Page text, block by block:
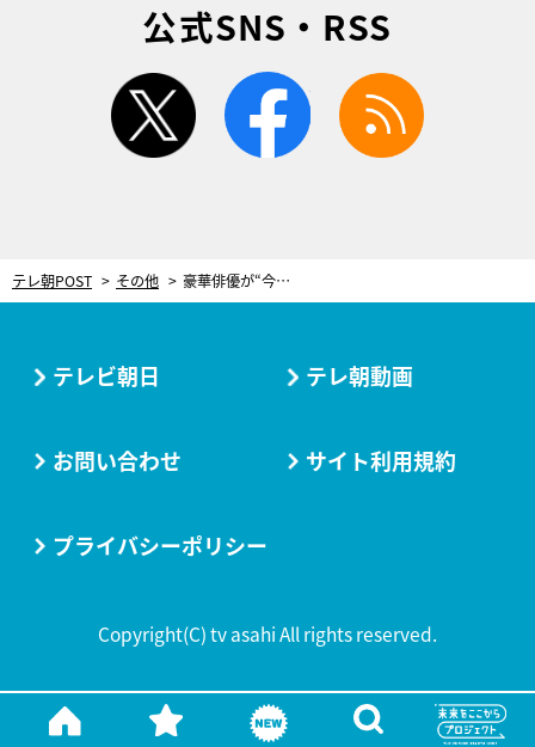
公式SNS・RSS
twitter facebook
テレ朝POST その他 豪華俳優が“今だから”な恋愛トーク！佐藤藍子は「共演者から突然キス」
テレビ朝日 テレ朝動画
お問い合わせ サイト利用規約
プライバシーポリシー
Copyright(C) tv asahi All rights reserved.